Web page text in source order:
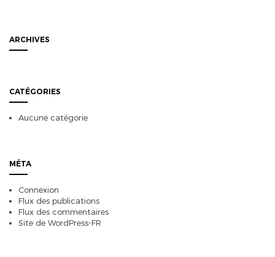
ARCHIVES
CATÉGORIES
Aucune catégorie
MÉTA
Connexion
Flux des publications
Flux des commentaires
Site de WordPress-FR